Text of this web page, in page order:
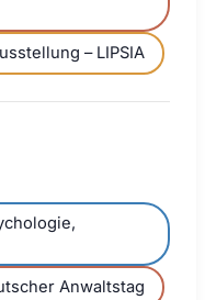
– LIPSIA
Anwaltstag